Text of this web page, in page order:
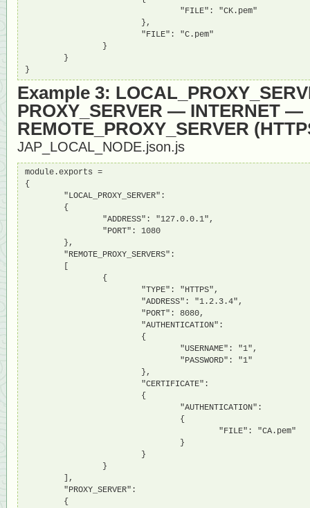
"FILE": "CK.pem"
},
"FILE": "C.pem"
}
}
}
Example 3:
PROXY_SERVER — INTERNET —
REMOTE_PROXY_SERVER
JAP_LOCAL_NODE.json.js
module.exports =
{
"LOCAL_PROXY_SERVER":
{
"ADDRESS": "127.0.0.1",
"PORT": 1080
},
"REMOTE_PROXY_SERVERS":
{
"TYPE": "HTTPS",
"ADDRESS": "1.2.3.4",
"PORT": 8080,
"AUTHENTICATION":
{
"USERNAME": "1",
"PASSWORD": "1"
},
"CERTIFICATE":
{
"AUTHENTICATION":
{
"FILE": "CA.pem"
}
}
}
],
"PROXY_SERVER":
{